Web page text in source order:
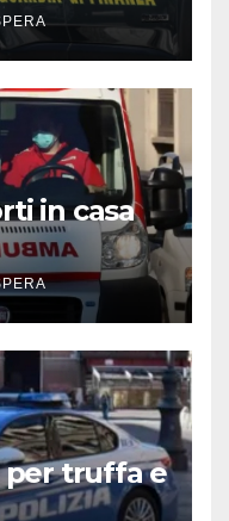
in casa
per truffa e